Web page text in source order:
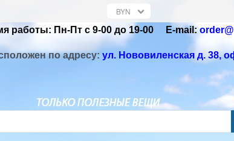
работы: Пн-Пт с 9-00 до 19-00 Е-mail:
по адресу: ул. Нововиленская д. 38,